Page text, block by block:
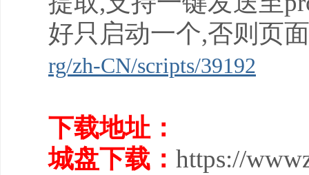
好只启动一个,否则页
rg/zh-CN/scripts/39192
下载地址：
城盘下载： https://